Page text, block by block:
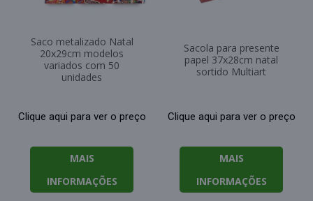
Saco metalizado Natal
20x29cm modelos
variados com 50
unidades
Clique aqui para ver o preço
MAIS
INFORMAÇÕES
Sacola para presente
papel 37x28cm natal
sortido Multiart
Clique aqui para ver o preço
MAIS
INFORMAÇÕES